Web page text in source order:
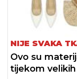
NIJE SVAKA
Ovo su
tijekom